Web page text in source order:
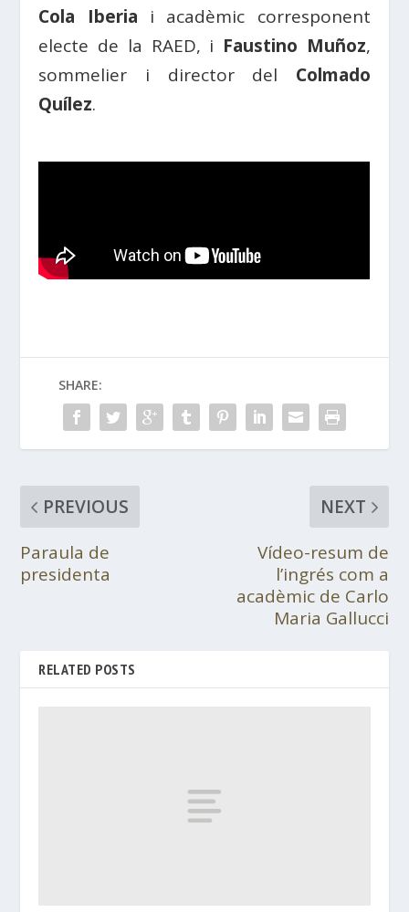
Cola Iberia i acadèmic corresponent
electe de la RAED, i Faustino Muñoz,
sommelier i director del Colmado
Quílez.
SHARE:
PREVIOUS
Paraula de
presidenta
NEXT
Vídeo-resum de
l’ingrés com a
acadèmic de Carlo
Maria Gallucci
RELATED POSTS